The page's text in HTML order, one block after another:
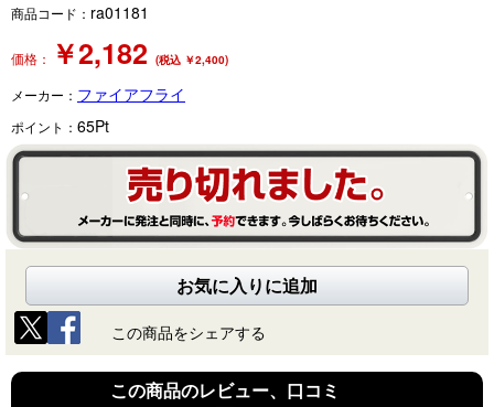
商品コード： ra01181
価格： ￥2,182 (税込 ￥2,400)
メーカー： ファイアフライ
ポイント： 65Pt
お気に入りに追加
この商品をシェアする
この商品のレビュー、口コミ